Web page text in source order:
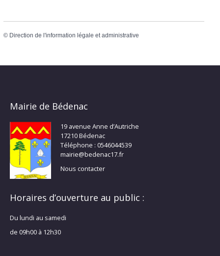
© Direction de l'information légale et administrative
Mairie de Bédenac
19 avenue Anne d’Autriche
17210 Bédenac
Téléphone : 0546044539
mairie@bedenac17.fr
Nous contacter
Horaires d’ouverture au public :
Du lundi au samedi
de 09h00 à 12h30